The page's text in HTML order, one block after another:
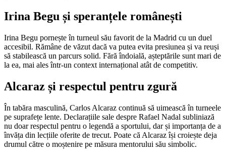
Irina Begu și speranțele românești
Irina Begu pornește în turneul său favorit de la Madrid cu un duel
accesibil. Rămâne de văzut dacă va putea evita presiunea și va reuși
să stabilească un parcurs solid. Fără îndoială, așteptările sunt mari de
la ea, mai ales într-un context internațional atât de competitiv.
Alcaraz și respectul pentru zgură
În tabăra masculină, Carlos Alcaraz continuă să uimească în turneele
pe suprafețe lente. Declarațiile sale despre Rafael Nadal subliniază
nu doar respectul pentru o legendă a sportului, dar și importanța de a
învăța din lecțiile oferite de trecut. Poate că Alcaraz își croiește deja
drumul către o moștenire pe măsura mentorului său simbolic.